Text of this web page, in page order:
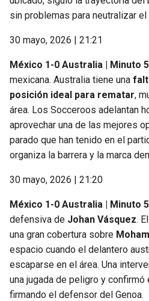
sin problemas para neutralizar el
30 mayo, 2026 | 21:21
México 1-0 Australia | Minuto
mexicana. Australia tiene una
posición ideal para rematar,
área. Los Socceroos adelantan
aprovechar una de las mejores
parado que han tenido en el
organiza la barrera y la marca
30 mayo, 2026 | 21:20
México 1-0 Australia | Minuto
defensiva de Johan Vásquez.
una gran cobertura sobre
espacio cuando el delantero
escaparse en el área. Una
una jugada de peligro y
firmando el defensor del Genoa.